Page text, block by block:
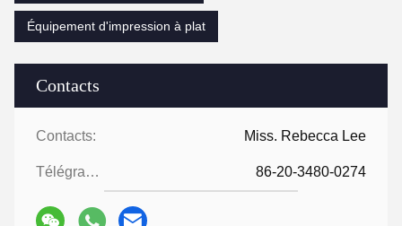
Contacts
Contacts: Miss. Rebecca Lee
Télégramme: 86-20-3480-0274
Équipement d'impression à plat